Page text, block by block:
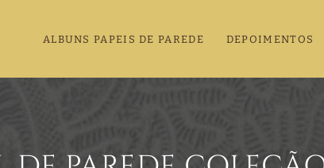
ALBUNS PAPEIS DE PAREDE DEPOIMENTOS